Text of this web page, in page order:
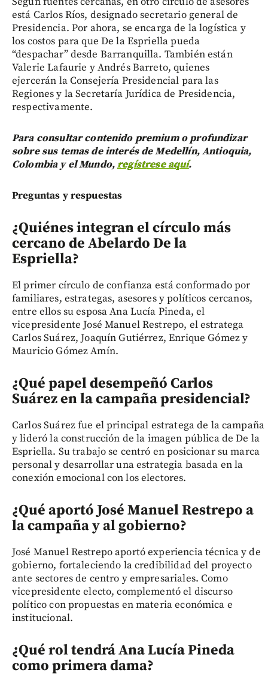
está Carlos Ríos, designado secretario general de
Presidencia. Por ahora, se encarga de la logística y
los costos para que De la Espriella pueda
“despachar” desde Barranquilla. También están
Valerie Lafaurie y Andrés Barreto, quienes
ejercerán la Consejería Presidencial para las
Regiones y la Secretaría Jurídica de Presidencia,
respectivamente.
Para consultar contenido premium o profundizar
sobre sus temas de interés de Medellín, Antioquia,
Colombia y el Mundo,regístrese aquí.
Preguntas y respuestas
¿Quiénes integran el círculo más
cercano de Abelardo De la
Espriella?
El primer círculo de confianza está conformado por
familiares, estrategas, asesores y políticos cercanos,
entre ellos su esposa Ana Lucía Pineda, el
vicepresidente José Manuel Restrepo, el estratega
Carlos Suárez, Joaquín Gutiérrez, Enrique Gómez y
Mauricio Gómez Amín.
¿Qué papel desempeñó Carlos
Suárez en la campaña presidencial?
Carlos Suárez fue el principal estratega de la campaña
y lideró la construcción de la imagen pública de De la
Espriella. Su trabajo se centró en posicionar su marca
personal y desarrollar una estrategia basada en la
conexión emocional con los electores.
¿Qué aportó José Manuel Restrepo a
la campaña y al gobierno?
José Manuel Restrepo aportó experiencia técnica y de
gobierno, fortaleciendo la credibilidad del proyecto
ante sectores de centro y empresariales. Como
vicepresidente electo, complementó el discurso
político con propuestas en materia económica e
institucional.
¿Qué rol tendrá Ana Lucía Pineda
como primera dama?